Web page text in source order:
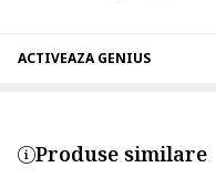
ACTIVEAZA GENIUS
Produse similare